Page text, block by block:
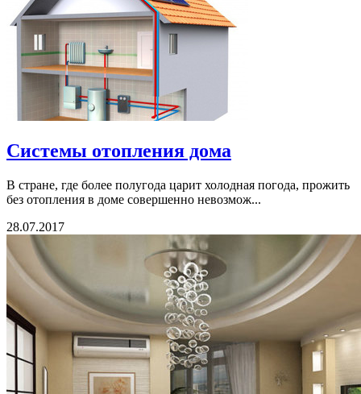
Системы отопления дома
В стране, где более полугода царит холодная погода, прожить
без отопления в доме совершенно невозмож...
28.07.2017